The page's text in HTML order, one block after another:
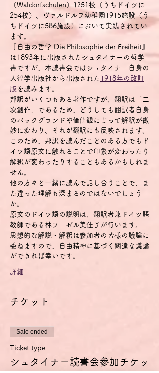
（Waldorfschulen）1251校（うちドイツに
254校）、ヴァルドルフ幼稚園1915施設（う
ちドイツに586施設）において実践されてい
ます。
『自由の哲学 Die Philosophie der Freiheit』
は1893年に出版されたシュタイナーの哲学
書ですが、本読書会ではシュタイナー自身の
人智学出版社から出版された 1918年の改訂
版 を読みます。
邦訳がいくつもある著作ですが、翻訳は「二
次創作」であるため、どうしても翻訳者自身
のバックグランドや価値観によって解釈が微
妙に変わり、それが翻訳にも反映されます。
このため、邦訳を読んだことのある方でもド
イツ語原文に触れることで印象が変わったり
解釈が変わったりすることもあるかもしれま
せん。
他の方々と一緒に読んで話し合うことで、ま
た違った理解も深まるのではないでしょう
か。
原文のドイツ語の説明は、翻訳者兼ドイツ語
教師である林フーゼル美佳子が行います。
思想的な解説・解釈は参加者の皆様の議論に
委ねますので、自由精神に基づく闊達な議論
ができれば幸いです。
詳細
チケット
Sale ended
Ticket type
シュタイナー読書会参加チケッ